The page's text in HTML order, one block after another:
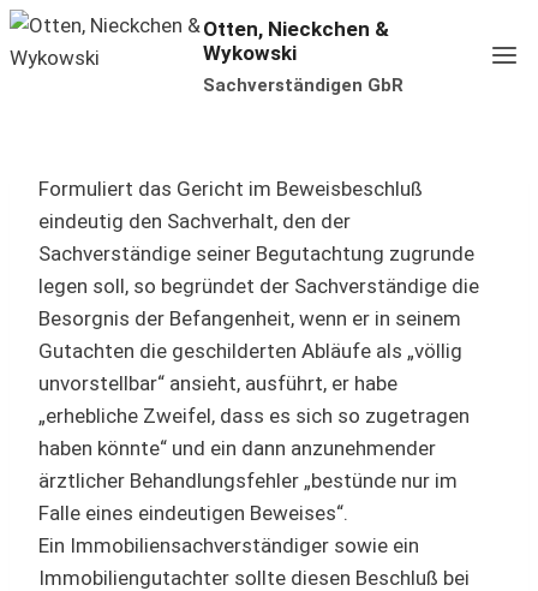
Zum
Inhalt
Otten, Nieckchen &
Wykowski
Sachverständigen GbR
Formuliert das Gericht im Beweisbeschluß
eindeutig den Sachverhalt, den der
Sachverständige seiner Begutachtung zugrunde
legen soll, so begründet der Sachverständige die
Besorgnis der Befangenheit, wenn er in seinem
Gutachten die geschilderten Abläufe als „völlig
unvorstellbar“ ansieht, ausführt, er habe
„erhebliche Zweifel, dass es sich so zugetragen
haben könnte“ und ein dann anzunehmender
ärztlicher Behandlungsfehler „bestünde nur im
Falle eines eindeutigen Beweises“.
Ein Immobiliensachverständiger sowie ein
Immobiliengutachter sollte diesen Beschluß bei